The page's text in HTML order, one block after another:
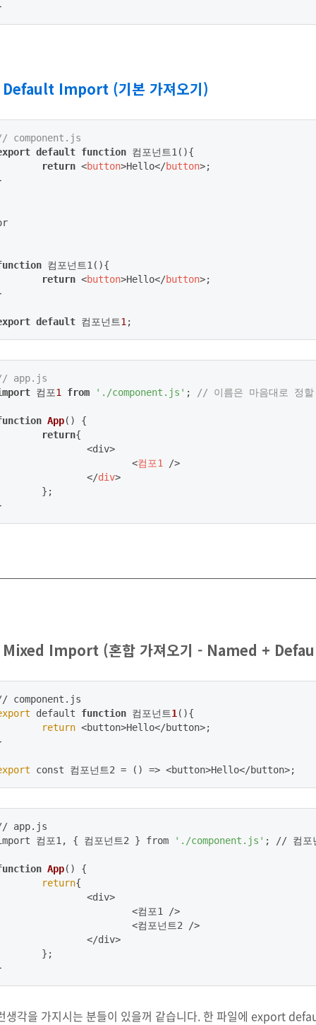
Import (기본 가져오기)
component.js
default function 컴포넌트1( ){
return <button>Hello</button>;
컴포넌트1( ){
return <button>Hello</button>;
default 컴포넌트1 ;
app.js
컴포1 from './component.js' ; // 이름은 마음대로 정
App( ) {
return{
<컴포1 />
</div>
Import (혼합 가져오기 - Named +
default function 컴포넌트1 (){
return <button>Hello</button>;
const 컴포넌트2 = () => <button>Hello</button>;
app.js
컴포1, { 컴포넌트2 } from
'./component.js' ; // 컴포
App() {
return{
생각을 가지시는 분들이 있을꺼 같습니다. 한 파일에 export